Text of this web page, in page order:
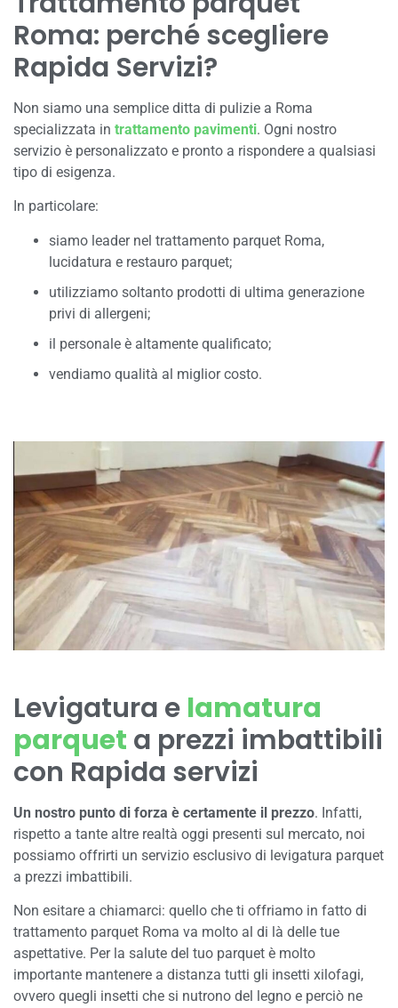
Roma: perché scegliere
Rapida Servizi?
Non siamo una semplice ditta di pulizie a Roma
specializzata in trattamento pavimenti. Ogni nostro
servizio è personalizzato e pronto a rispondere a qualsiasi
tipo di esigenza.
In particolare:
siamo leader nel trattamento parquet Roma,
lucidatura e restauro parquet;
utilizziamo soltanto prodotti di ultima generazione
privi di allergeni;
il personale è altamente qualificato;
vendiamo qualità al miglior costo.
Levigatura e lamatura
parquet a prezzi imbattibili
con Rapida servizi
Un nostro punto di forza è certamente il prezzo. Infatti,
rispetto a tante altre realtà oggi presenti sul mercato, noi
possiamo offrirti un servizio esclusivo di levigatura parquet
a prezzi imbattibili.
Non esitare a chiamarci: quello che ti offriamo in fatto di
trattamento parquet Roma va molto al di là delle tue
aspettative. Per la salute del tuo parquet è molto
importante mantenere a distanza tutti gli insetti xilofagi,
ovvero quegli insetti che si nutrono del legno e perciò ne